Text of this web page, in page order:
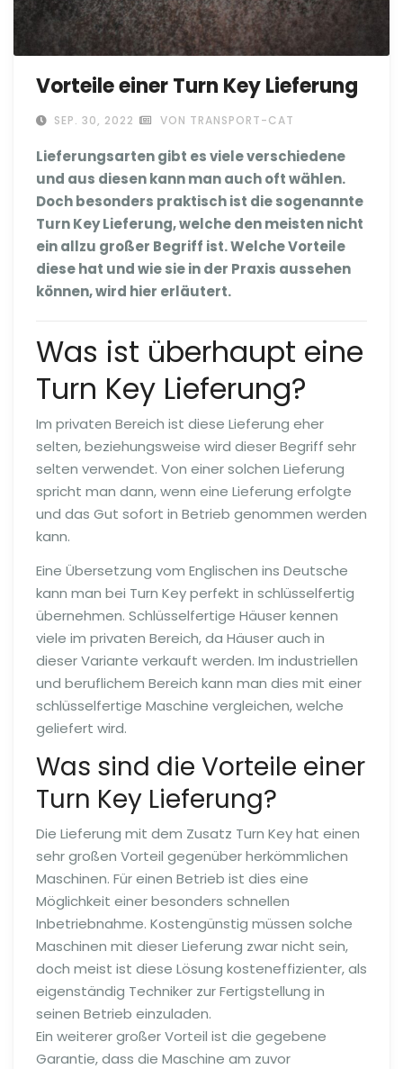
Vorteile einer Turn Key Lieferung
SEP. 30, 2022 VON TRANSPORT-CAT
Lieferungsarten gibt es viele verschiedene
und aus diesen kann man auch oft wählen.
Doch besonders praktisch ist die sogenannte
Turn Key Lieferung, welche den meisten nicht
ein allzu großer Begriff ist. Welche Vorteile
diese hat und wie sie in der Praxis aussehen
können, wird hier erläutert.
Was ist überhaupt eine
Turn Key Lieferung?
Im privaten Bereich ist diese Lieferung eher
selten, beziehungsweise wird dieser Begriff sehr
selten verwendet. Von einer solchen Lieferung
spricht man dann, wenn eine Lieferung erfolgte
und das Gut sofort in Betrieb genommen werden
kann.
Eine Übersetzung vom Englischen ins Deutsche
kann man bei Turn Key perfekt in schlüsselfertig
übernehmen. Schlüsselfertige Häuser kennen
viele im privaten Bereich, da Häuser auch in
dieser Variante verkauft werden. Im industriellen
und beruflichem Bereich kann man dies mit einer
schlüsselfertige Maschine vergleichen, welche
geliefert wird.
Was sind die Vorteile einer
Turn Key Lieferung?
Die Lieferung mit dem Zusatz Turn Key hat einen
sehr großen Vorteil gegenüber herkömmlichen
Maschinen. Für einen Betrieb ist dies eine
Möglichkeit einer besonders schnellen
Inbetriebnahme. Kostengünstig müssen solche
Maschinen mit dieser Lieferung zwar nicht sein,
doch meist ist diese Lösung kosteneffizienter, als
eigenständig Techniker zur Fertigstellung in
seinen Betrieb einzuladen.
Ein weiterer großer Vorteil ist die gegebene
Garantie, dass die Maschine am zuvor